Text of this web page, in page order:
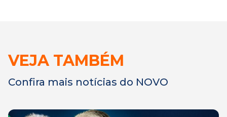
VEJA TAMBÉM
Confira mais notícias do NOVO